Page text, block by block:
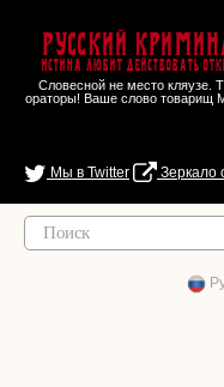
Русский
Истина любит действовать
Словесной не место кляузе.
ораторы! Ваше слово товарищ
Мы в Twitter Зеркало